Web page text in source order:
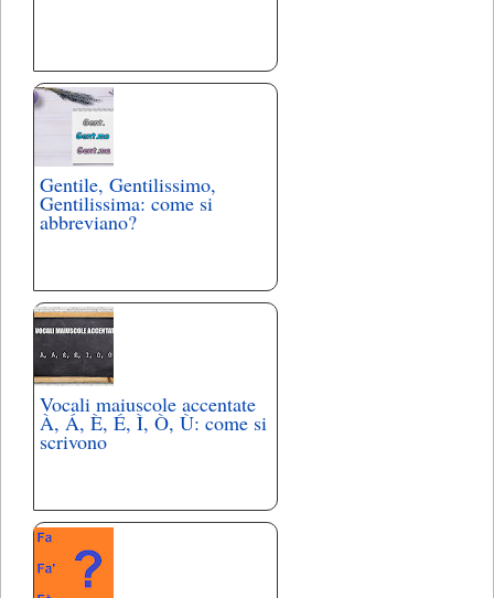
Gentile, Gentilissimo,
Gentilissima: come si
abbreviano?
Vocali maiuscole accentate
À, Á, È, É, Ì, Ò, Ù: come si
scrivono